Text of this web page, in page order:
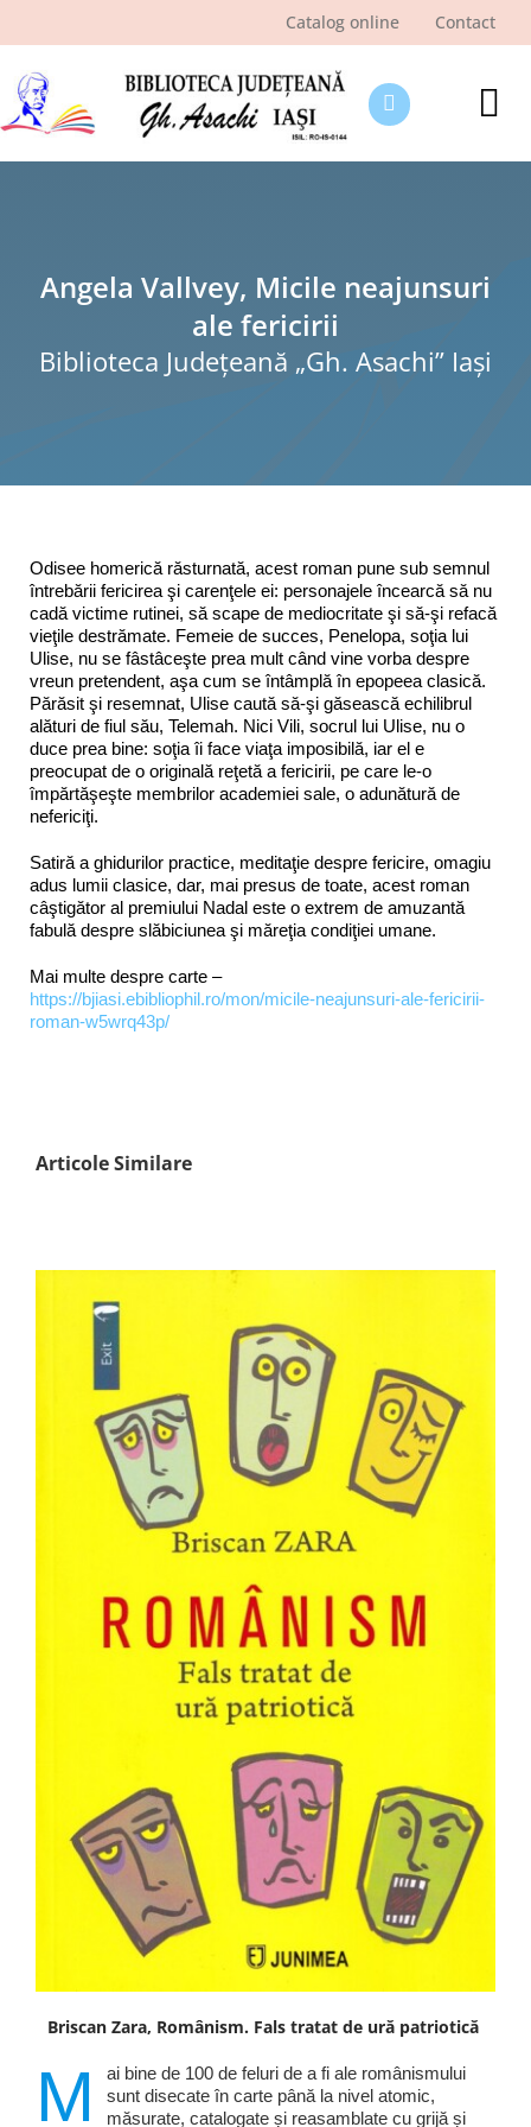
Catalog online Contact
Ştiri şi evenimente
Programe şi proiecte
Interes public
Angela Vallvey, Micile neajunsuri
ale fericirii
Biblioteca Judeţeană „Gh. Asachi” Iaşi
Odisee homerică răsturnată, acest roman pune sub semnul
întrebării fericirea şi carenţele ei: personajele încearcă să nu
cadă victime rutinei, să scape de mediocritate şi să-şi refacă
vieţile destrămate. Femeie de succes, Penelopa, soţia lui
Ulise, nu se fâstâceşte prea mult când vine vorba despre
vreun pretendent, aşa cum se întâmplă în epopeea clasică.
Părăsit şi resemnat, Ulise caută să-şi găsească echilibrul
alături de fiul său, Telemah. Nici Vili, socrul lui Ulise, nu o
duce prea bine: soţia îi face viaţa imposibilă, iar el e
preocupat de o originală reţetă a fericirii, pe care le-o
împărtăşeşte membrilor academiei sale, o adunătură de
nefericiţi.
Satiră a ghidurilor practice, meditaţie despre fericire, omagiu
adus lumii clasice, dar, mai presus de toate, acest roman
câştigător al premiului Nadal este o extrem de amuzantă
fabulă despre slăbiciunea şi măreţia condiţiei umane.
Mai multe despre carte –
https://bjiasi.ebibliophil.ro/mon/micile-neajunsuri-ale-fericirii-
roman-w5wrq43p/
Articole Similare
Briscan Zara, Românism. Fals tratat de ură patriotică
M
ai bine de 100 de feluri de a fi ale românismului
sunt disecate în carte până la nivel atomic,
măsurate, catalogate și reasamblate cu grijă și